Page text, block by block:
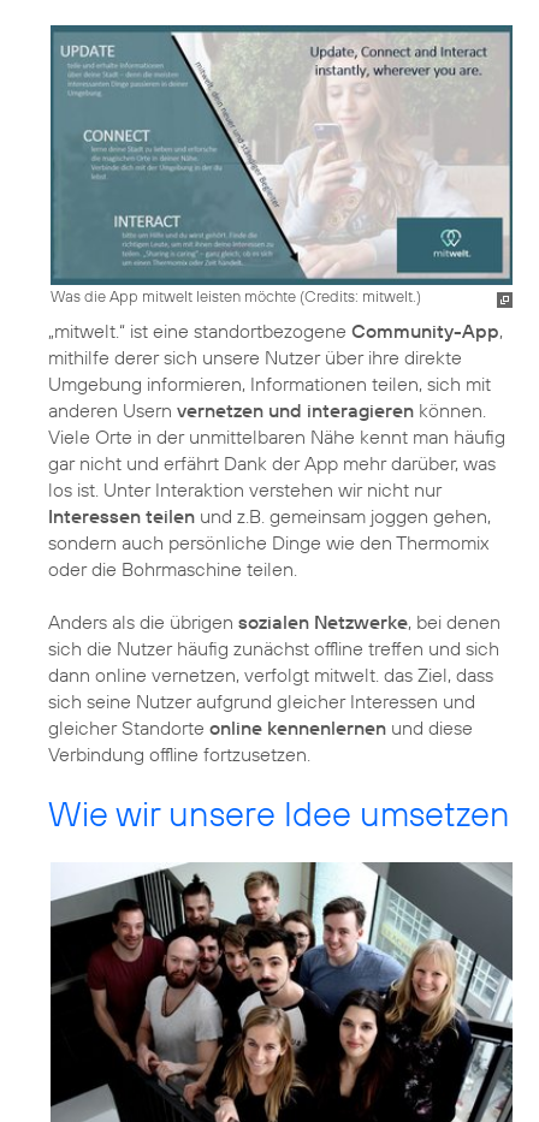
Was die App mitwelt leisten möchte (Credits: mitwelt.)
„mitwelt.“ ist eine standortbezogene Community-App,
mithilfe derer sich unsere Nutzer über ihre direkte
Umgebung informieren, Informationen teilen, sich mit
anderen Usern vernetzen und interagieren können.
Viele Orte in der unmittelbaren Nähe kennt man häufig
gar nicht und erfährt Dank der App mehr darüber, was
los ist. Unter Interaktion verstehen wir nicht nur
Interessen teilen und z.B. gemeinsam joggen gehen,
sondern auch persönliche Dinge wie den Thermomix
oder die Bohrmaschine teilen.
Anders als die übrigen sozialen Netzwerke, bei denen
sich die Nutzer häufig zunächst offline treffen und sich
dann online vernetzen, verfolgt mitwelt. das Ziel, dass
sich seine Nutzer aufgrund gleicher Interessen und
gleicher Standorte online kennenlernen und diese
Verbindung offline fortzusetzen.
Wie wir unsere Idee umsetzen